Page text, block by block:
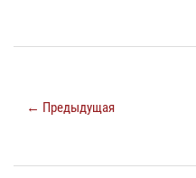
← Предыдущая